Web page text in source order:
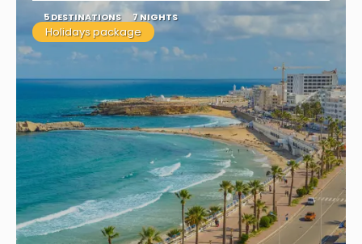
5 DESTINATIONS 7 NIGHTS
Holidays package